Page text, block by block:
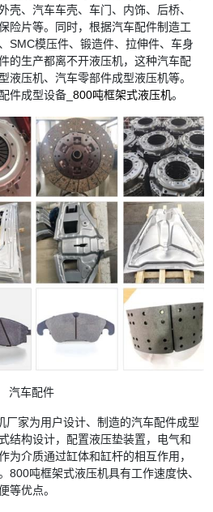
壳、汽车车壳、车门、内饰、后桥、
险片等。同时，根据汽车配件制造工
SMC模压件、锻造件、拉伸件、车身
的生产都离不开液压机，这种汽车配
液压机、汽车零部件成型液压机等。
件成型设备_ 800吨框架式液压机。
汽车配件
厂家为用户设计、制造的汽车配件成型
结构设计，配置液压垫装置，电气和
为介质通过缸体和缸杆的相互作用，
800吨框架式液压机具有工作速度快、
等优点。